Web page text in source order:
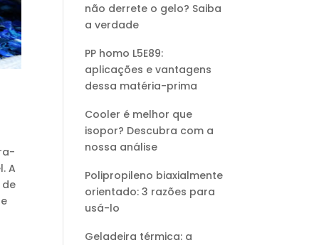
A
não derrete o gelo? Saiba
a verdade
PP homo L5E89:
aplicações e vantagens
dessa matéria-prima
Cooler é melhor que
isopor? Descubra com a
nossa análise
Polipropileno biaxialmente
orientado: 3 razões para
usá-lo
Geladeira térmica: a